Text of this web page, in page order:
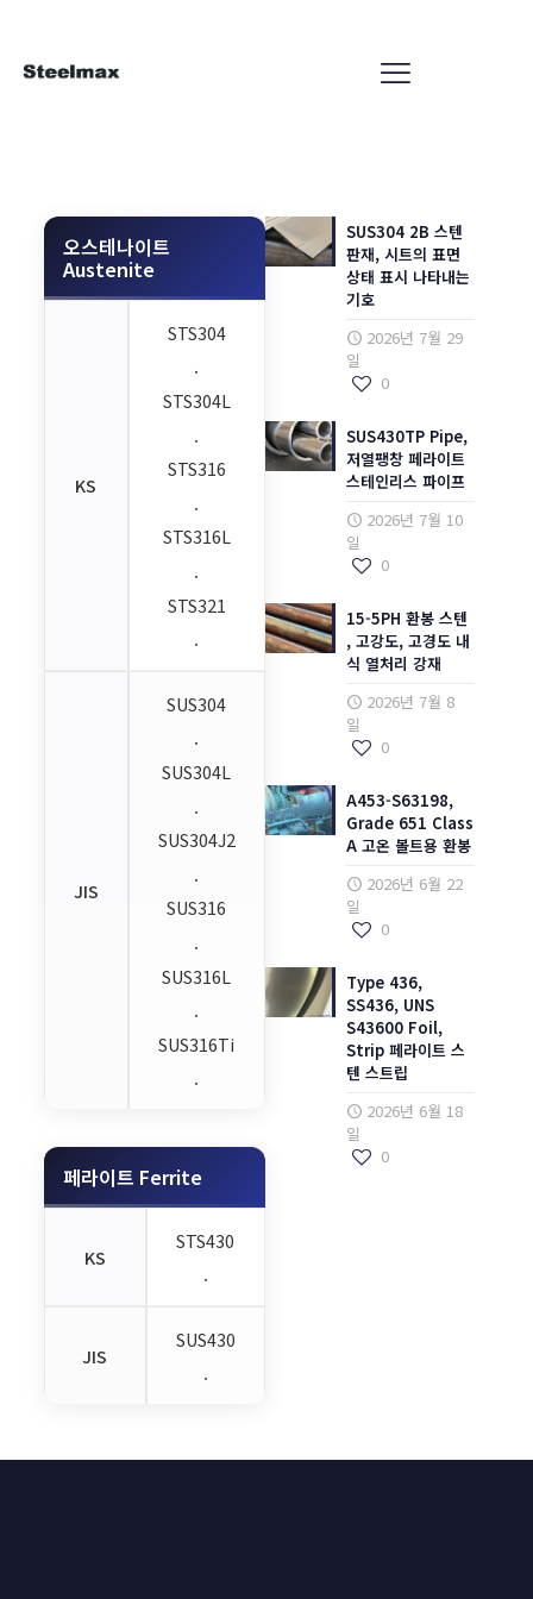
오스테나이트
Austenite
KS
STS304
.
STS304L
.
STS316
.
STS316L
.
STS321
.
JIS
SUS304
.
SUS304L
.
SUS304J2
.
SUS316
.
SUS316L
.
SUS316Ti
.
페라이트 Ferrite
KS
STS430
.
JIS
SUS430
.
SUS304 2B 스텐
판재, 시트의 표면
상태 표시 나타내는
기호
2026년 7월 29
일
0
SUS430TP Pipe,
저열팽창 페라이트
스테인리스 파이프
2026년 7월 10
일
0
15-5PH 환봉 스텐
, 고강도, 고경도 내
식 열처리 강재
2026년 7월 8
일
0
A453-S63198,
Grade 651 Class
A 고온 볼트용 환봉
2026년 6월 22
일
0
Type 436,
SS436, UNS
S43600 Foil,
Strip 페라이트 스
텐 스트립
2026년 6월 18
일
0